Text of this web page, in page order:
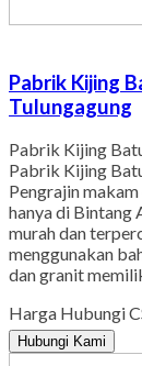
Pabrik Kijing
Tulungagung
Pabrik Kijing
Pabrik Kijing
Pengrajin
hanya di Bintang
murah dan
menggunakan
dan granit
Harga Hubungi
Hubungi Kami